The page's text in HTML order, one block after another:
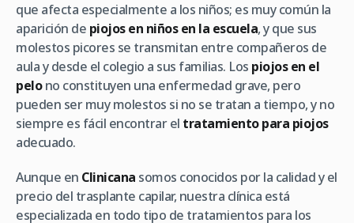
que afecta especialmente a los niños; es muy común la
aparición de piojos en niños en la escuela, y que sus
molestos picores se transmitan entre compañeros de
aula y desde el colegio a sus familias. Los piojos en el
pelono constituyen una enfermedad grave, pero
pueden ser muy molestos si no se tratan a tiempo, y no
siempre es fácil encontrar el tratamiento para piojos
adecuado.
Aunque en Clinicana somos conocidos por la calidad y el
precio del trasplante capilar, nuestra clínica está
especializada en todo tipo de tratamientos para los